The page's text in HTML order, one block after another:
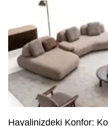
Hayalinizdeki Konfor: